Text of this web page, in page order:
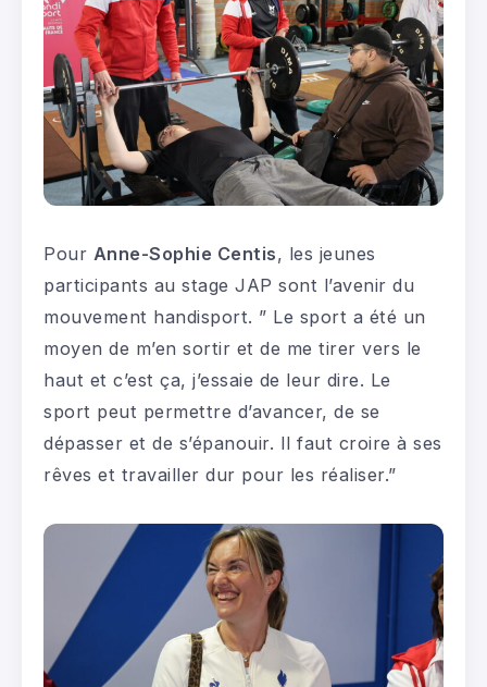
Pour Anne-Sophie Centis, les jeunes
participants au stage JAP sont l’avenir du
mouvement handisport. ” Le sport a été un
moyen de m’en sortir et de me tirer vers le
haut et c’est ça, j’essaie de leur dire. Le
sport peut permettre d’avancer, de se
dépasser et de s’épanouir. Il faut croire à ses
rêves et travailler dur pour les réaliser.”